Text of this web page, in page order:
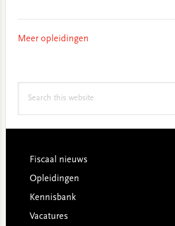
Meer opleidingen
Footer
Fiscaal nieuws
Opleidingen
Kennisbank
Vacatures